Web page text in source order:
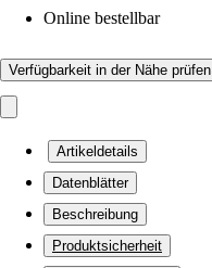
Online bestellbar
Verfügbarkeit in der Nähe prüfen
Artikeldetails
Datenblätter
Beschreibung
Produktsicherheit